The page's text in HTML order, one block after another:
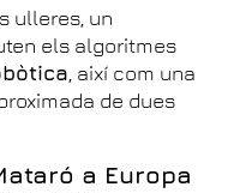
ulleres, un
els algoritmes
, així com una
de dues
a Europa